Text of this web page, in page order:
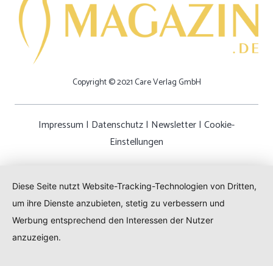
Copyright © 2021 Care Verlag GmbH
Impressum | Datenschutz| Newsletter| Cookie-
Einstellungen
Diese Seite nutzt Website-Tracking-Technologien von Dritten,
um ihre Dienste anzubieten, stetig zu verbessern und
Werbung entsprechend den Interessen der Nutzer
anzuzeigen.